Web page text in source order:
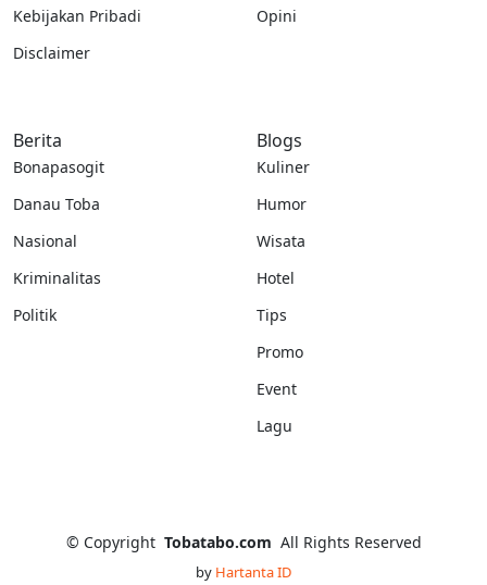
Kebijakan Pribadi
Disclaimer
Opini
Berita
Bonapasogit
Danau Toba
Nasional
Kriminalitas
Politik
Blogs
Kuliner
Humor
Wisata
Hotel
Tips
Promo
Event
Lagu
© Copyright Tobatabo.com All Rights Reserved
by Hartanta ID